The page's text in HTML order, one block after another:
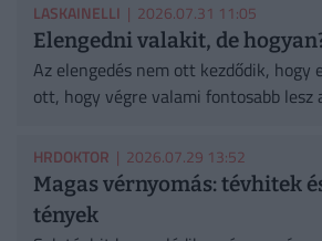
LASKAINELLI | 2026.07.31 11:05
Elengedni valakit, de
Az elengedés nem ott kezdődik, hogy
ott, hogy végre valami fontosabb lesz
HRDOKTOR | 2026.07.29 13:52
Magas vérnyomás: tévhitek
tények